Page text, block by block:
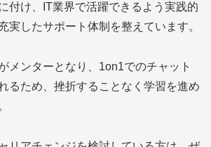
付け、IT業界で活躍できるよう実践的
実したサポート体制を整えています。
メンターとなり、1on1でのチャット
るため、挫折することなく学習を進め